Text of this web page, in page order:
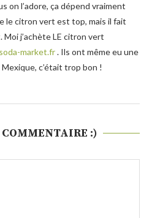
on l’adore, ça dépend vraiment
le citron vert est top, mais il fait
j’achète LE citron vert
market.fr. Ils ont même eu une
c’était trop bon !
:)